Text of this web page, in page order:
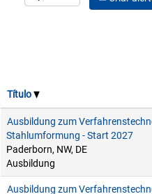
Título
Ausbildung zum
Stahlumformung - Start 2027
Paderborn, NW, DE
Ausbildung
Ausbildung zum